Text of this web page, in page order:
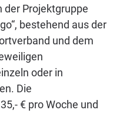
der Projektgruppe
bestehend aus der
und dem
oder in
Die
€ pro Woche und